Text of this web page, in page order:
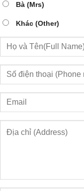
Bà (Mrs)
Khác (Other)